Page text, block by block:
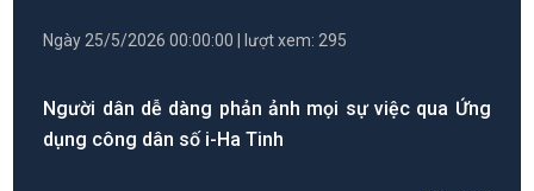
Ngày 25/5/2026 00:00:00 | lượt xem: 295
Người dân dễ dàng phản ảnh mọi sự việc qua Ứng
dụng công dân số i-Ha Tinh